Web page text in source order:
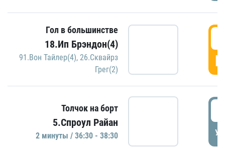
Гол в большинстве
18.Ип Брэндон(4)
91.Вон Тайлер(4), 26.Сквайрз
Грег(2)
Толчок на борт
5.Спроул Райан
2 минуты / 36:30 - 38:30